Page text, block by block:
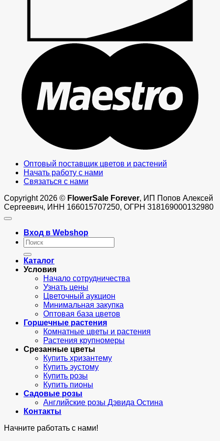
Оптовый поставщик цветов и растений
Начать работу с нами
Связаться с нами
Copyright 2026 © FlowerSale Forever, ИП Попов Алексей
Сергеевич, ИНН 166015707250, ОГРН 318169000132980
Вход в Webshop
Искать:
Каталог
Условия
Начало сотрудничества
Узнать цены
Цветочный аукцион
Минимальная закупка
Оптовая база цветов
Горшечные растения
Комнатные цветы и растения
Растения крупномеры
Срезанные цветы
Купить хризантему
Купить эустому
Купить розы
Купить пионы
Садовые розы
Английские розы Дэвида Остина
Контакты
Начните работать с нами!